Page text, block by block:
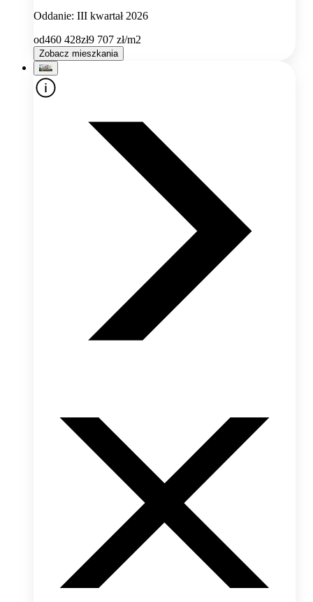
Oddanie: III kwartał 2026
od460 428zł9 707 zł/m2
Zobacz mieszkania